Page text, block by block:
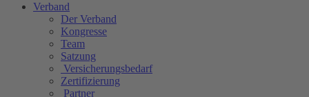
Verband
Der Verband
Kongresse
Team
Satzung
Versicherungsbedarf
Zertifizierung
Partner